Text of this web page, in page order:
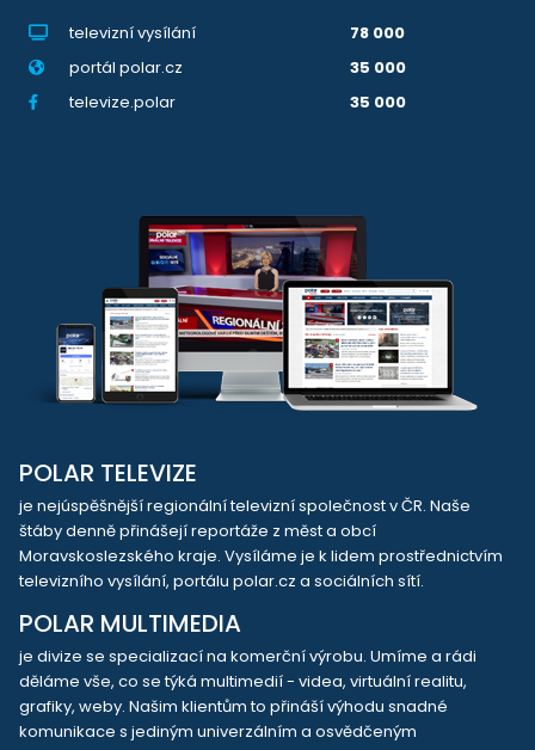
televizní vysílání
78 000
portál polar.cz
35 000
televize.polar
35 000
POLAR TELEVIZE
je nejúspěšnější regionální televizní společnost v ČR. Naše
štáby denně přinášejí reportáže z měst a obcí
Moravskoslezského kraje. Vysíláme je k lidem prostřednictvím
televizního vysílání, portálu polar.cz a sociálních sítí.
POLAR MULTIMEDIA
je divize se specializací na komerční výrobu. Umíme a rádi
děláme vše, co se týká multimedií - videa, virtuální realitu,
grafiky, weby. Našim klientům to přináší výhodu snadné
komunikace s jediným univerzálním a osvědčeným